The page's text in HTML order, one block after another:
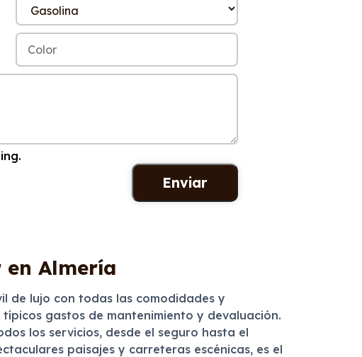
Almería
de lujo con todas las comodidades y
gastos de mantenimiento y devaluación.
los servicios, desde el seguro hasta el
paisajes y carreteras escénicas, es el